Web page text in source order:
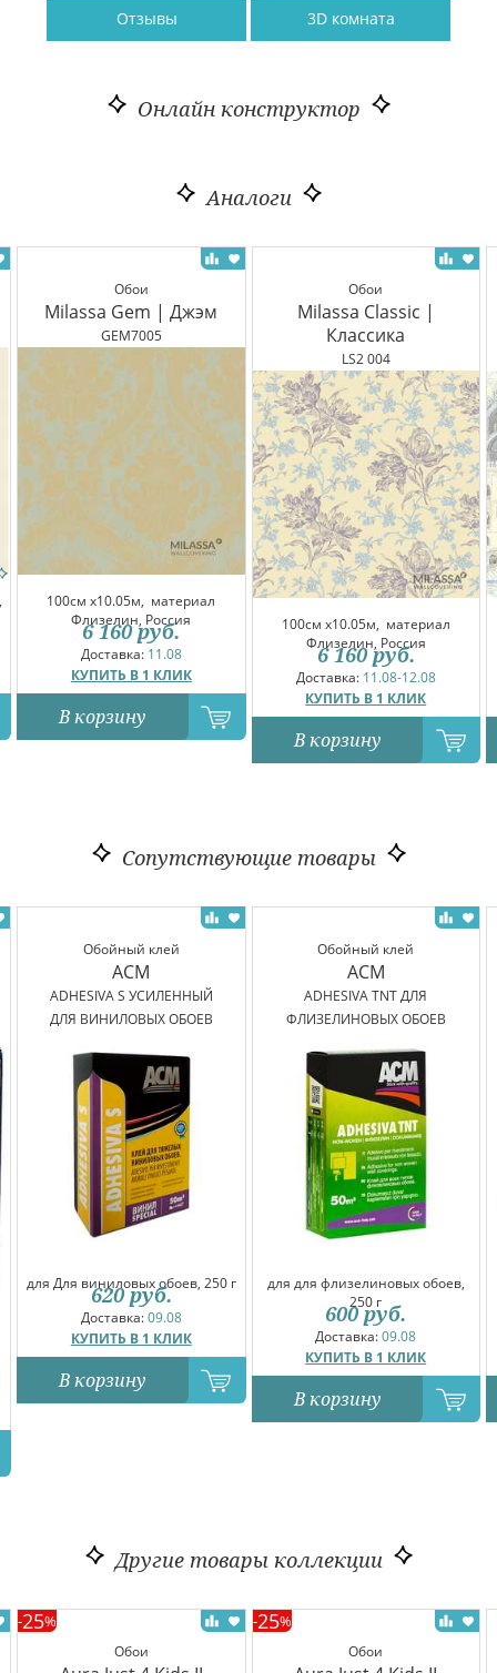
Отзывы 3D комната
Онлайн конструктор
Аналоги
Обои
Milassa Gem | Джэм
GEM7005
100см x10.05м, материал
Флизелин, Россия
Доставка: 11.08
КУПИТЬ В 1 КЛИК
6 160 руб.
В корзину
Обои
Milassa Classic |
Классика
LS2 004
100см x10.05м, материал
Флизелин, Россия
Доставка: 11.08-12.08
КУПИТЬ В 1 КЛИК
6 160 руб.
В корзину
Сопутствующие товары
Обойный клей
ACM
ADHESIVA S УСИЛЕННЫЙ
ДЛЯ ВИНИЛОВЫХ ОБОЕВ
для Для виниловых обоев, 250 г
Доставка:09.08
КУПИТЬ В 1 КЛИК
620 руб.
В корзину
Обойный клей
ACM
ADHESIVA TNT ДЛЯ
ФЛИЗЕЛИНОВЫХ ОБОЕВ
для для флизелиновых обоев,
250 г
Доставка:09.08
КУПИТЬ В 1 КЛИК
600 руб.
В корзину
Другие товары коллекции
Обои
-25%
Обои
-25%